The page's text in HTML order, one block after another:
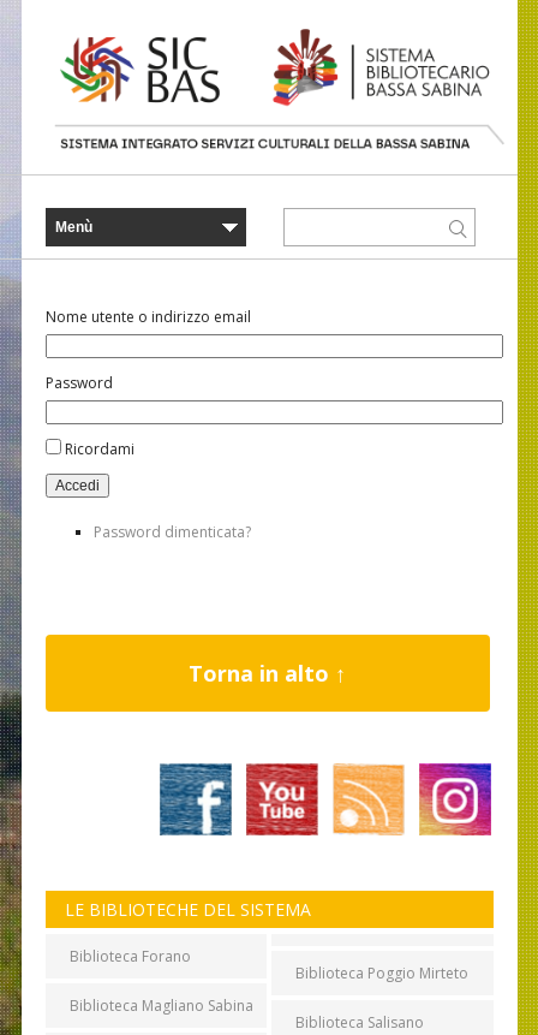
Nome utente o indirizzo email
Password
Ricordami
Accedi
Password dimenticata?
Torna in alto ↑
LE BIBLIOTECHE DEL SISTEMA
Biblioteca Forano
Biblioteca Magliano Sabina
Biblioteca Poggio Mirteto
Biblioteca Salisano